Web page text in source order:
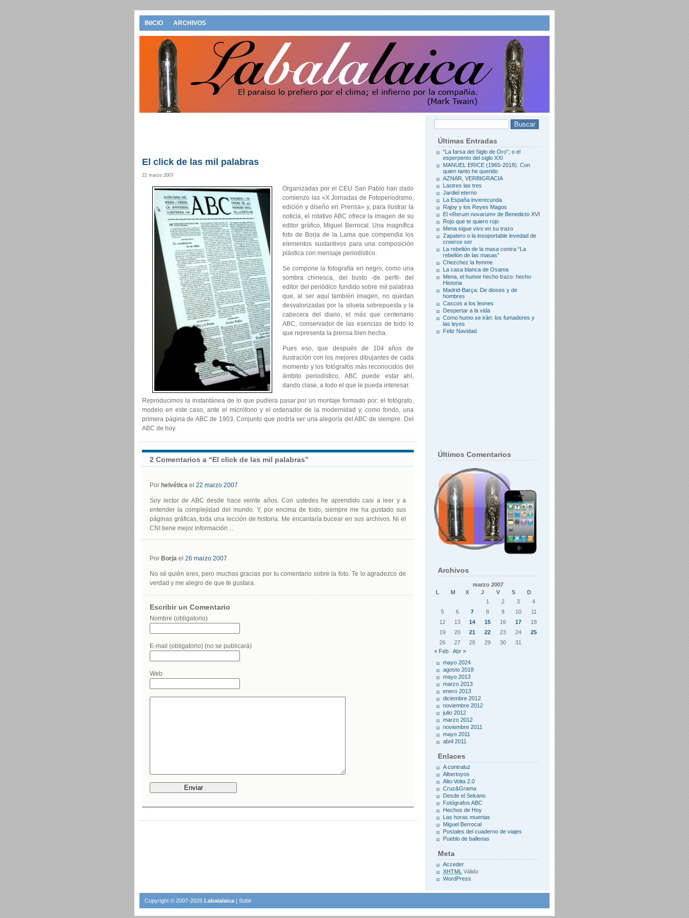
INICIO ARCHIVOS
El click de las mil palabras
22 marzo 2007
Organizadas por el CEU San Pablo han dado
comienzo las «X Jornadas de Fotoperiodismo,
edición y diseño en Prensa» y, para ilustrar la
noticia, el rotativo ABC ofrece la imagen de su
editor gráfico, Miguel Berrocal. Una magní­fica
foto de Borja de la Lama que compendia los
elementos sustantivos para una composición
plástica con mensaje periodí­stico.
Se compone la fotografí­a en negro, como una
sombra chinesca, del busto -de perfil- del
editor del periódico fundido sobre mil palabras
que, al ser aquí­ también imagen, no quedan
desvalorizadas por la silueta sobrepuesta y la
cabecera del diario, el más que centenario
ABC, conservador de las esencias de todo lo
que representa la prensa bien hecha.
Pues eso, que después de 104 años de
ilustración con los mejores dibujantes de cada
momento y los fotógrafos más reconocidos del
ámbito periodí­stico, ABC puede estar ahí­,
dando clase, a todo el que le pueda interesar.
Reproducimos la instantánea de lo que pudiera pasar por un montaje formado por: el fotógrafo,
modelo en este caso, ante el micrófono y el ordenador de la modernidad y, como fondo, una
primera página de ABC de 1903. Conjunto que podrí­a ser una alegorí­a del ABC de siempre. Del
ABC de hoy.
2 Comentarios a “El click de las mil palabras”
Por helvética el 22 marzo 2007
Soy lector de ABC desde hace veinte años. Con ustedes he aprendido casi a leer y a
entender la complejidad del mundo. Y, por encima de todo, siempre me ha gustado sus
páginas gráficas, toda una lección de historia. Me encantaría bucear en sus archivos. Ni el
CNI tiene mejor información…
Por Borja el 26 marzo 2007
No sé quién eres, pero muchas gracias por tu comentario sobre la foto. Te lo agradezco de
verdad y me alegro de que te gustara.
Escribir un Comentario
Nombre (obligatorio)
E-mail (obligatorio) (no se publicará)
Web
Últimas Entradas
“La farsa del Siglo de Oro”; o el
esperpento del siglo XXI
MANUEL ERICE (1965-2018). Con
quien tanto he querido
AZNAR, VERBIGRACIA
Lastres las tres
Jardiel eterno
La España inverecunda
Rajoy y los Reyes Magos
El «Rerum novarum» de Benedicto XVI
Rojo que te quiero rojo
Mena sigue vivo en su trazo
Zapatero o la insoportable levedad de
creerse ser
La rebelión de la masa contra “La
rebelión de las masas”
Chezchez la femme
La casa blanca de Osama
Mena, el humor hecho trazo: hecho
Historia
Madrid-Barça: De dioses y de
hombres
Cascos a los leones
Despertar a la vida
Como humo se irán: los fumadores y
las leyes
Feliz Navidad
Últimos Comentarios
Archivos
marzo 2007
L
M X J V S
D
1
2 3
4
5
6 7 8 9 10
11
12
13 14 15 16 17
18
19
20 21 22 23 24
25
26
27 28 29 30
31
« Feb
Abr »
mayo 2024
agosto 2018
mayo 2013
marzo 2013
enero 2013
diciembre 2012
noviembre 2012
julio 2012
marzo 2012
noviembre 2011
mayo 2011
abril 2011
Enlaces
A contraluz
Albertoyos
Alto Volta 2.0
Cruz&Grama
Desde el Sekano
Fotógrafos ABC
Hechos de Hoy
Las horas muertas
Miguel Berrocal
Postales del cuaderno de viajes
Pueblo de ballenas
Meta
Acceder
XHTML Válido
WordPress
Copyright © 2007-2026 Labalalaica | Subir